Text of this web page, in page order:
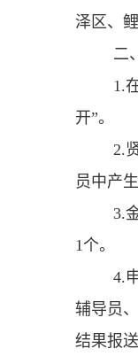
泽区、
二
1.
开”。
2.
员中产
3.
1个。
4.
辅导员
结果报